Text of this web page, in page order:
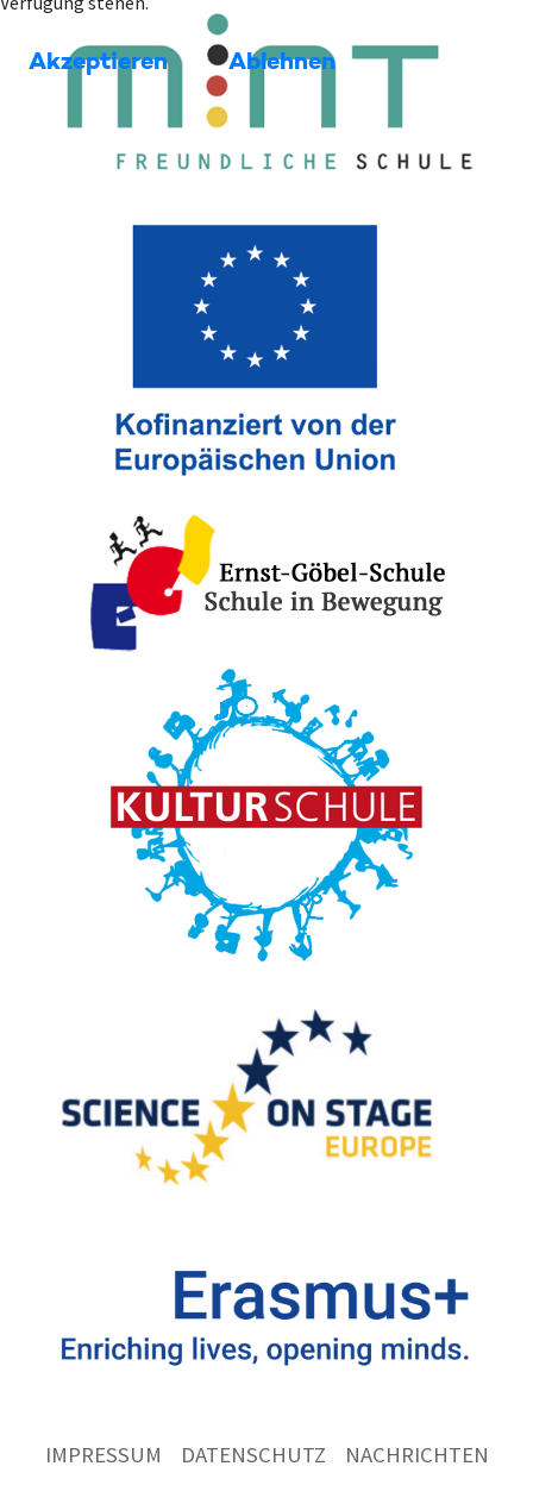
IMPRESSUM DATENSCHUTZ
NACHRICHTEN
Akzeptieren Ablehnen